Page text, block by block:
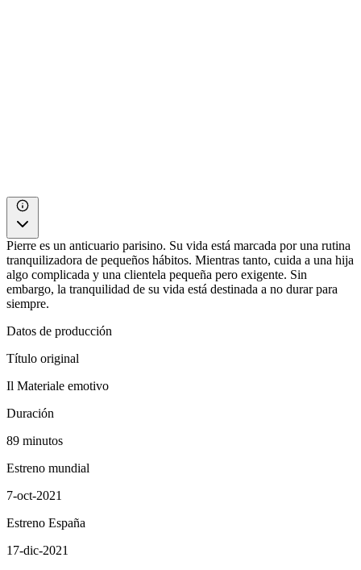
Pierre es un anticuario parisino. Su vida está marcada por una rutina
tranquilizadora de pequeños hábitos. Mientras tanto, cuida a una hija
algo complicada y una clientela pequeña pero exigente. Sin
embargo, la tranquilidad de su vida está destinada a no durar para
siempre.
Datos de producción
Título original
Il Materiale emotivo
Duración
89 minutos
Estreno mundial
7-oct-2021
Estreno España
17-dic-2021